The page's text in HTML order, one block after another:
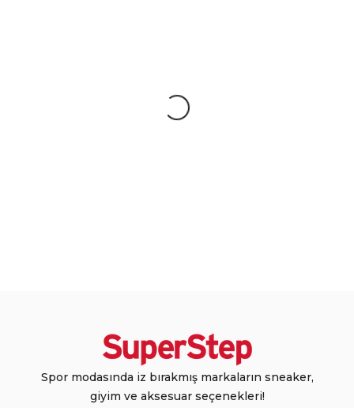
Spor modasında iz bırakmış markaların sneaker,
giyim ve aksesuar seçenekleri!